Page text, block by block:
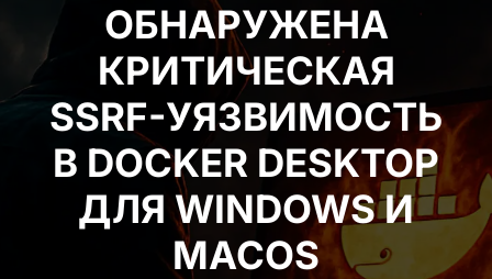
ОБНАРУЖЕНА
КРИТИЧЕСКАЯ
SSRF-УЯЗВИМОСТЬ
В DOCKER DESKTOP
ДЛЯ WINDOWS И
MACOS